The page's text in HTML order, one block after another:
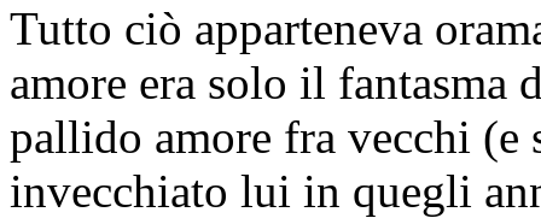
Tutto ciò apparteneva
amore era solo il fantasma
pallido amore fra vecchi (e
invecchiato lui in quegli